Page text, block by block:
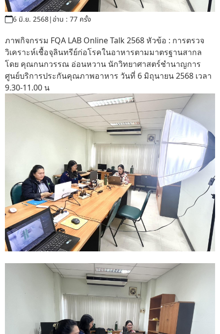
6 มิ.ย. 2568|อ่าน : 77 ครั้ง
ภาพกิจกรรม FQA LAB Online Talk 2568 หัวข้อ : การตรวจ
วิเคราะห์เชื้อจุลินทรีย์ก่อโรคในอาหารตามมาตรฐานสากล
โดย คุณกนกวรรณ อ่อนหวาน นักวิทยาศาสตร์ชำนาญการ
ศูนย์บริการประกันคุณภาพอาหาร วันที่ 6 มิถุนายน 2568 เวลา
9.30-11.00 น